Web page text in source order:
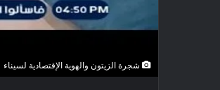
شجرة الزيتون والهوية الإقتصادية لسيناء